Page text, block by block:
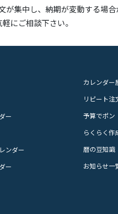
集中し、納期が変動する場合
にご相談下さい。
ー
ンダー
ー
カレンダー
リピート注
予算でポン
らくらく作
暦の豆知識
お知らせ一